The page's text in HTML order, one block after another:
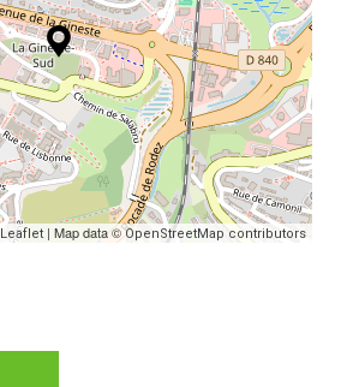
Leaflet | Map data ©OpenStreetMap contributors